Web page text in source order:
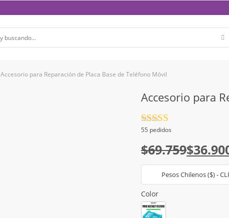
Accesorio para Reparación de Placa Base de Teléfono Móvil
Accesorio para
Valorado
con
5
55 pedidos
$69.759
El
precio
original
era:
$69.759.
$
El
precio
actual
es:
$36.900.
Pesos Chilenos ($) -
Color